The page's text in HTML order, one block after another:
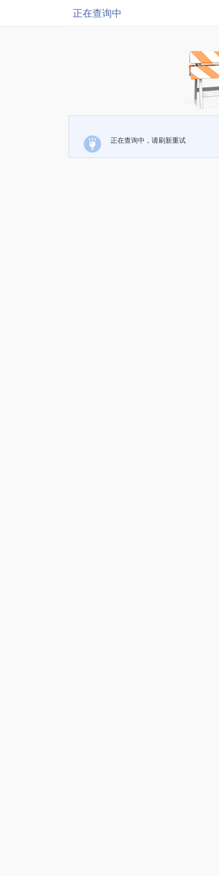
正在查询中
正在查询中，请刷新重试